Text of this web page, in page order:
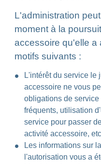
L'administration
moment à la
accessoire qu'elle a
motifs suivants :
L'intérêt du service le
accessoire ne vous
obligations de
fréquents, utilisation
service pour passer
activité accessoire,
Les informations sur
l'autorisation vous a